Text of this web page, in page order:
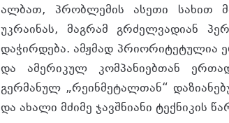
ალბათ, პრობლემის ასეთი სახით
უკრაინას, მაგრამ გრძელვადიან
დაჭირდება. ამჟმად პრიორიტეტულია
და ამერიკულ კომპანიებთან
გერმანულ „რეინმეტალთან“
და ახალი მძიმე ჯავშნიანი ტექნიკის